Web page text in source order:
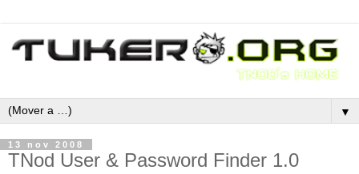
▼
13 nov 2008
TNod User & Password Finder 1.0